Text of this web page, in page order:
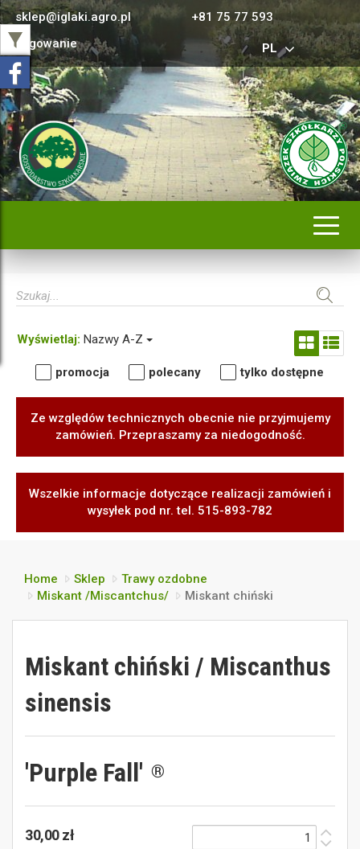
sklep@iglaki.agro.pl
+81 75 77 593
Logowanie
PL
Wyświetlaj: Nazwy A-Z
promocja polecany tylko dostępne
Ze względów technicznych obecnie nie przyjmujemy
zamówień. Przepraszamy za niedogodność.
Wszelkie informacje dotyczące realizacji zamówień i
wysyłek pod nr. tel. 515-893-782
Home Sklep
Trawy ozdobne
Miskant /Miscantchus/
Miskant chiński
Miskant chiński / Miscanthus
sinensis
'Purple Fall' ®
30,00 zł